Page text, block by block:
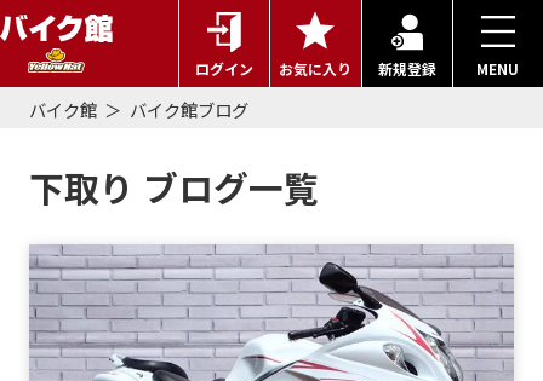
ログイン お気に入り 新規登録 MENU
バイク館 バイク館ブログ
下取り ブログ一覧